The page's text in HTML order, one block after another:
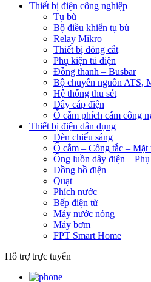
Thiết bị điện công nghiệp
Tụ bù
Bộ điều khiển tụ bù
Relay Mikro
Thiết bị đóng cắt
Phụ kiện tủ điện
Đồng thanh – Busbar
Bộ chuyển nguồn ATS,
Hệ thống thu sét
Dây cáp điện
Ổ cắm phích cắm công
Thiết bị điện dân dụng
Đèn chiếu sáng
Ổ cắm – Công tắc – Mặt
Ống luồn dây điện –
Đồng hồ điện
Quạt
Phích nước
Bếp điện từ
Máy nước nóng
Máy bơm
FPT Smart Home
Hỗ trợ trực tuyến